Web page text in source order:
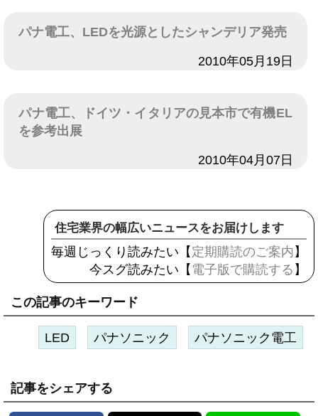
パナ電工、LEDを光源としたシャンデリア発売
2010年05月19日
パナ電工、ドイツ・イタリアの見本市で有機EL
を参考出展
2010年04月07日
住宅業界の幅広いニュースをお届けします
毎週じっくり読みたい【 定期購読のご案内 】
今スグ読みたい【 電子版で購読する 】
この記事のキーワード
LED パナソニック パナソニック電工
記事をシェアする